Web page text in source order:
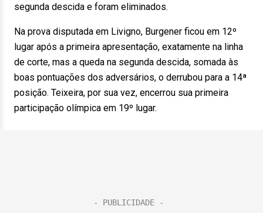
segunda descida e foram eliminados.
Na prova disputada em Livigno, Burgener ficou em 12º
lugar após a primeira apresentação, exatamente na linha
de corte, mas a queda na segunda descida, somada às
boas pontuações dos adversários, o derrubou para a 14ª
posição. Teixeira, por sua vez, encerrou sua primeira
participação olímpica em 19º lugar.